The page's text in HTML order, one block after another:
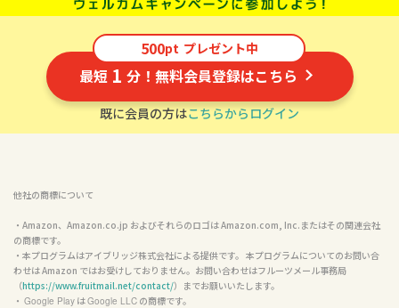
500pt プレゼント中
最短 1 分！無料会員登録はこちら
既に会員の方はこちらからログイン
他社の商標について
・Amazon、Amazon.co.jp およびそれらのロゴは Amazon.com, Inc.またはその関連会社
の商標です。
・本プログラムはアイブリッジ株式会社による提供です。 本プログラムについてのお問い合
わせは Amazon ではお受けしておりません。お問い合わせはフルーツメール事務局
（https://www.fruitmail.net/contact/）までお願いいたします。
・ Google Play は Google LLC の商標です。